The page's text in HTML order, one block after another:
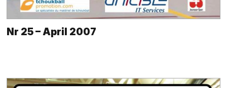
Nr 25 – April 2007